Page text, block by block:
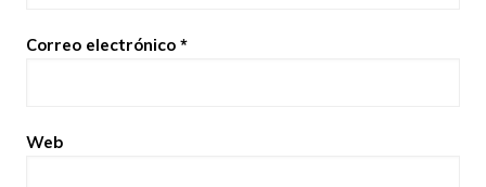
Correo electrónico *
Web